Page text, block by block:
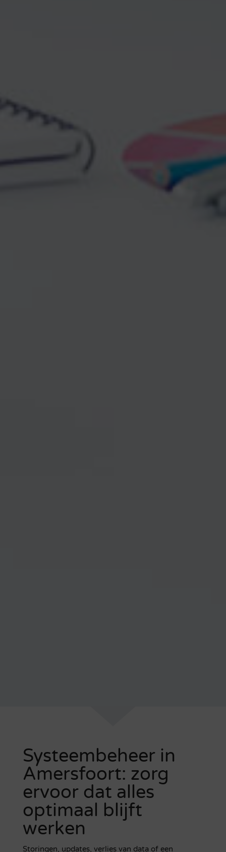
Systeembeheer in
Amersfoort: zorg
ervoor dat alles
optimaal blijft
werken
Storingen, updates, verlies van data of een